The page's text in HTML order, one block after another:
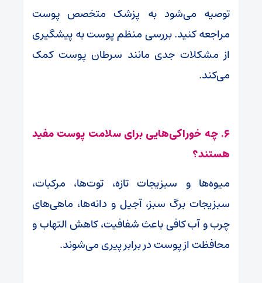
توصیه می‌شود به پزشک متخصص پوست
مراجعه کنید. بررسی منظم پوست به پیشگیری
از مشکلات جدی مانند سرطان پوست کمک
می‌کند.
۶. چه خوراکی‌هایی برای سلامت پوست مفید
هستند؟
میوه‌ها و سبزیجات تازه، توت‌ها، مرکبات،
سبزیجات برگ سبز، آجیل و دانه‌ها، ماهی‌های
چرب و آب کافی باعث شفافیت، کاهش التهاب و
محافظت از پوست در برابر پیری می‌شوند.